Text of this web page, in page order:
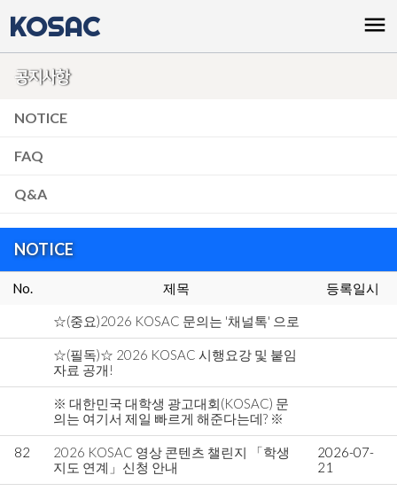
KOSAC menu
공지사항
NOTICE
FAQ
Q&A
NOTICE
No. 제목 등록일시
☆(중요)2026 KOSAC 문의는 '채널톡' 으로
☆(필독)☆ 2026 KOSAC 시행요강 및 붙임
자료 공개!
※ 대한민국 대학생 광고대회(KOSAC) 문
의는 여기서 제일 빠르게 해준다는데? ※
82
2026 KOSAC 영상 콘텐츠 챌린지 「학생
지도 연계」신청 안내
2026-07-
21